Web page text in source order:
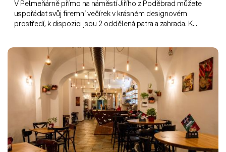
V Pelmeňárně přímo na náměstí Jiřího z Poděbrad můžete
uspořádat svůj firemní večírek v krásném designovém
prostředí, k dispozici jsou 2 oddělená patra a zahrada. K